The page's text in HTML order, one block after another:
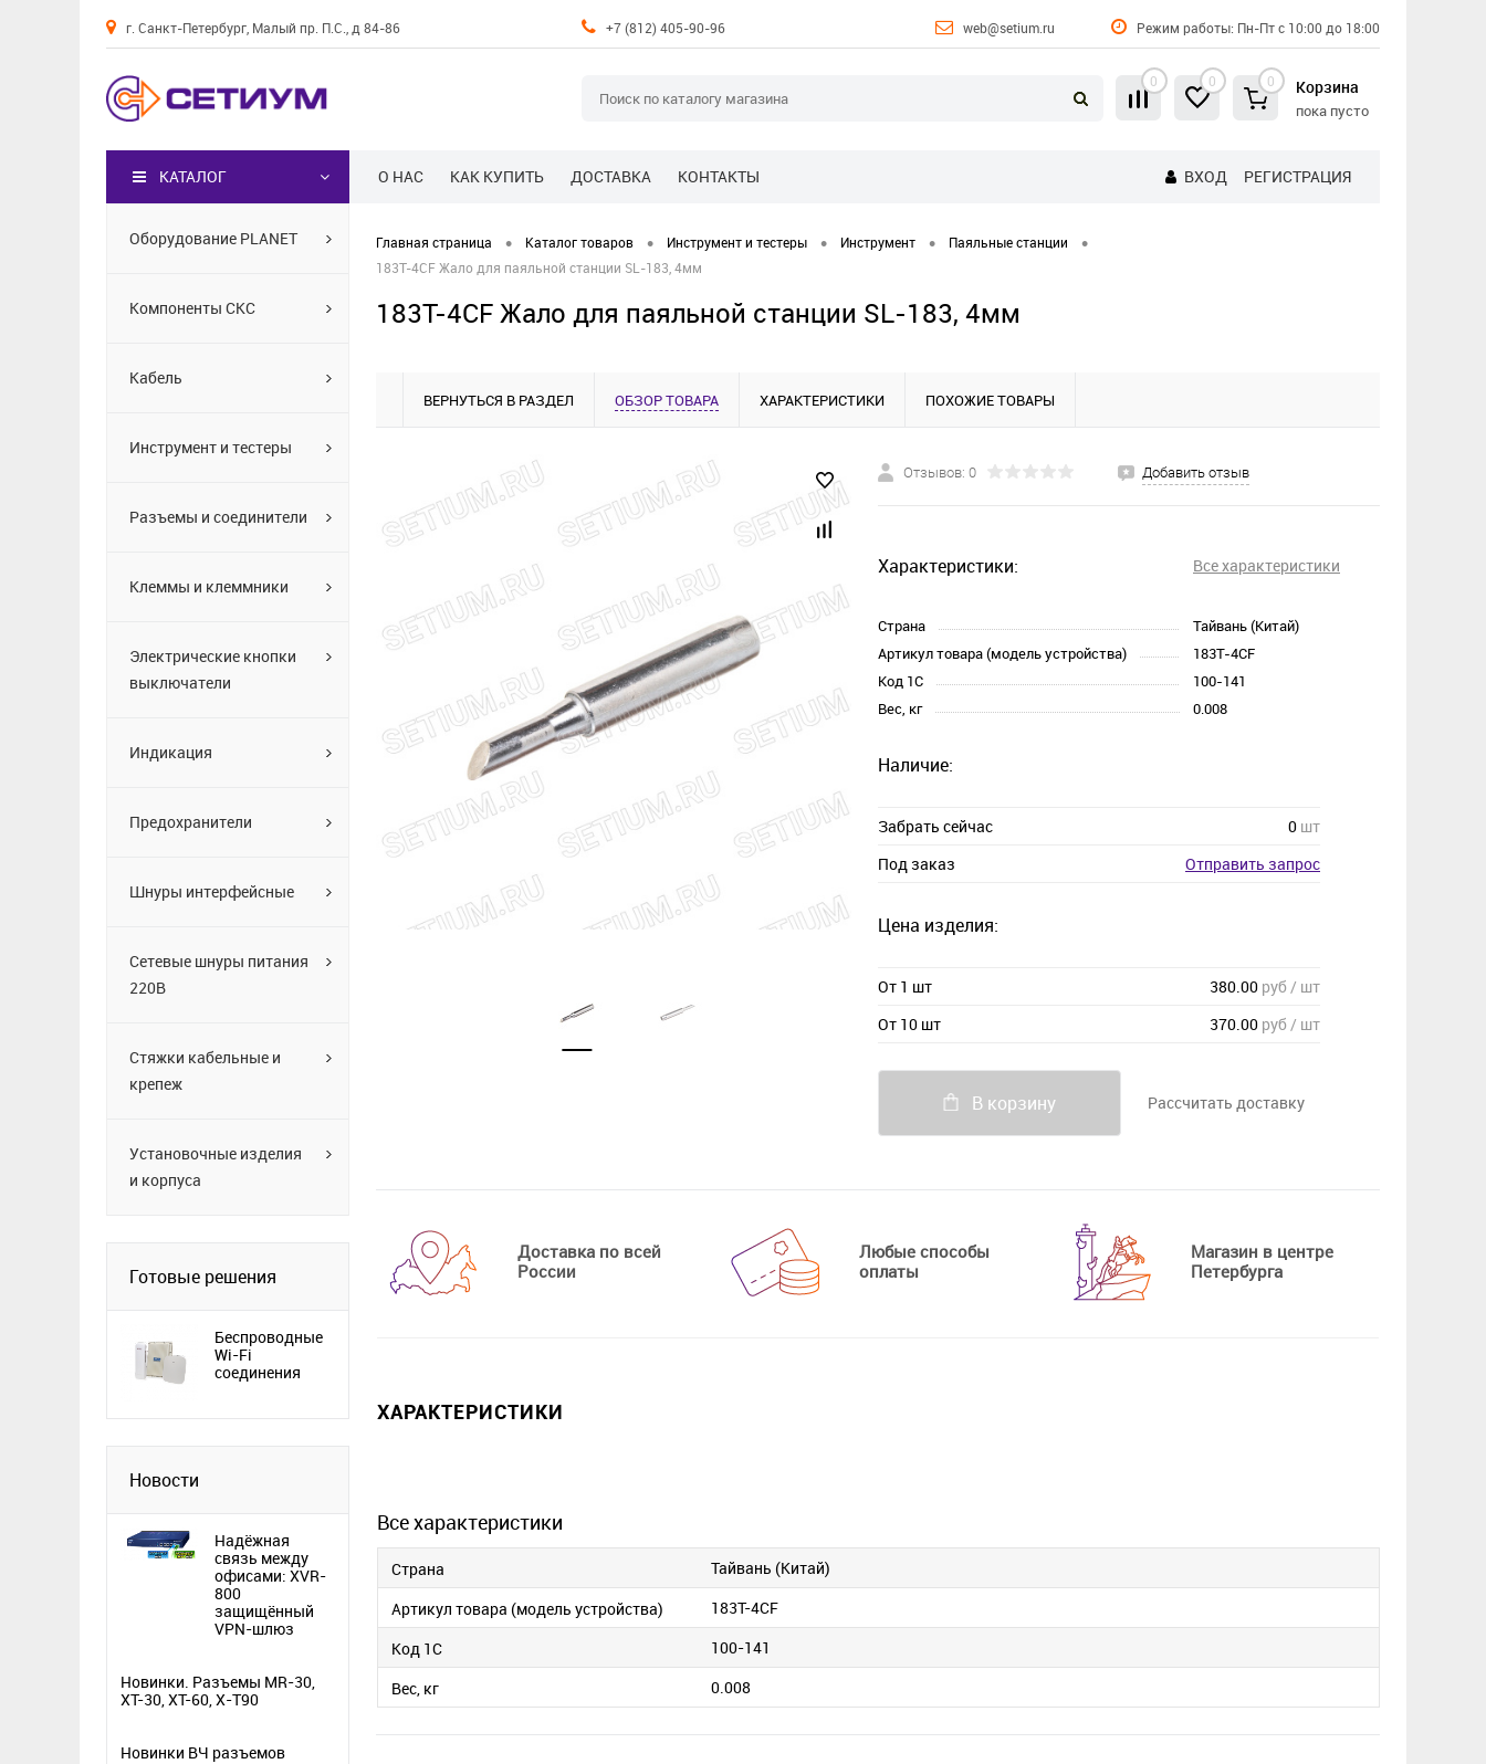
г. Санкт-Петербург, Малый пр. П.С., д 84-86 +7 (812) 405-90-96 web@setium.ru Режим работы: Пн-Пт с 10:00 до 18:00
0 0 0 Корзина
пока пусто
О НАС КАК КУПИТЬ ДОСТАВКА КОНТАКТЫ ВХОД РЕГИСТРАЦИЯ
КАТАЛОГ
Оборудование PLANET
Компоненты СКС
Кабель
Инструмент и тестеры
Разъемы и соединители
Клеммы и клеммники
Электрические кнопки
выключатели
Индикация
Предохранители
Шнуры интерфейсные
Сетевые шнуры питания
220В
Стяжки кабельные и
крепеж
Установочные изделия
и корпуса
Готовые решения
Беспроводные
Wi-Fi
соединения
Новости
Надёжная
связь между
офисами: XVR-
800
защищённый
VPN-шлюз
Новинки. Разъемы MR-30,
XT-30, XT-60, X-T90
Новинки ВЧ разъемов
Главная страница • Каталог товаров • Инструмент и тестеры • Инструмент • Паяльные станции •
183T-4CF Жало для паяльной станции SL-183, 4мм
183T-4CF Жало для паяльной станции SL-183, 4мм
ВЕРНУТЬСЯ В РАЗДЕЛ ОБЗОР ТОВАРА ХАРАКТЕРИСТИКИ ПОХОЖИЕ ТОВАРЫ
Отзывов: 0 Добавить отзыв
Характеристики: Все характеристики
Страна
Тайвань (Китай)
Артикул товара (модель устройства)
183T-4CF
Код 1С
100-141
Вес, кг
0.008
Наличие:
Забрать сейчас 0 шт
Под заказ
Отправить запрос
Цена изделия:
От 1 шт 380.00 руб / шт
От 10 шт
370.00 руб / шт
В корзину Рассчитать доставку
Доставка по всей
России
Любые способы
оплаты
Магазин в центре
Петербурга
ХАРАКТЕРИСТИКИ
Все характеристики
Страна
Тайвань (Китай)
Артикул товара (модель устройства)
183T-4CF
Код 1С
100-141
Вес, кг
0.008